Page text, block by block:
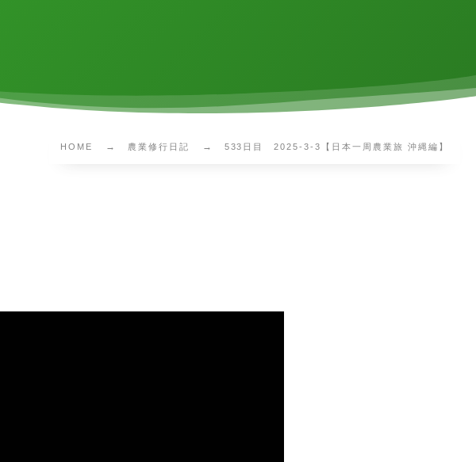
HOME 農業修行日記 533日目 2025-3-3【日本一周農業旅 沖縄編】